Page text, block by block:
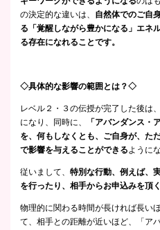
の決定的な違いは、 自然体でのご自
る「覚醒しながら豊かになる」エネ
る存在になれることです。
◇具体的な影響の範囲とは？◇
レベル２・３の伝授が完了した後は
になり、同時に、
「アバンダンス・
を、何もしなくとも、 ご自身が、た
で影響を与えることができるように
従いまして、 特別な行動、例えば、
を行ったり、 相手からお申込みを頂
物理的に関わる時間が長ければ長い
て、相手との距離が近いほど、「ア